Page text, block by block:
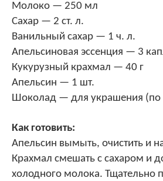
Молоко — 250 мл
Сахар — 2 ст. л.
Ванильный сахар — 1 ч. л.
Апельсиновая эссенция — 3
Кукурузный крахмал — 40 г
Апельсин — 1 шт.
Шоколад — для украшения
Как готовить:
Апельсин вымыть, очистить и
Крахмал смешать с сахаром и
холодного молока. Тщательно